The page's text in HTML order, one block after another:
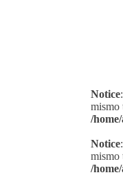
Notice
mismo
/
Notice
mismo
/